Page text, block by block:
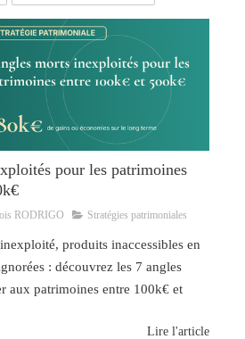
pour les patrimoines
RODRIGO Stratégies patrimoniales
produits inaccessibles en
: découvrez les 7 angles
aux patrimoines entre 100k€ et
Lire l'article